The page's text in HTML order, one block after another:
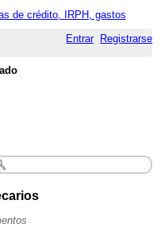
de crédito, IRPH, gastos
Entrar
Registrarse